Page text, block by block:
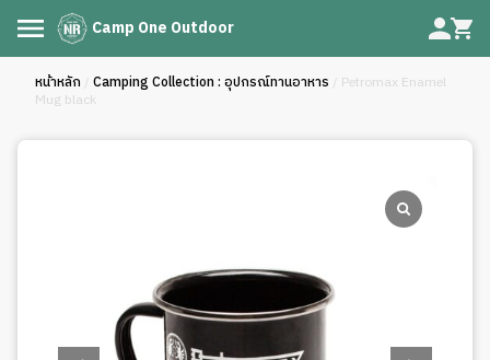
Camp One Outdoor
หน้าหลัก / Camping Collection : อุปกรณ์ทานอาหาร / Petromax Enamel
Mug black